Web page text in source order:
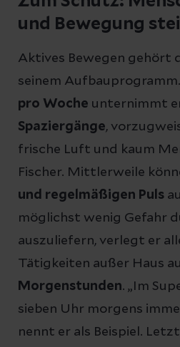
und Bewegung
Aktives Bewegen gehört
seinem Aufbauprogramm.
pro Woche unternimmt
Spaziergänge,
frische Luft und kaum
Fischer. Mittlerweile
und regelmäßigen Puls
möglichst wenig Gefahr
auszuliefern, verlegt er
Tätigkeiten außer Haus
Morgenstunden. „Im
sieben Uhr morgens
nennt er als Beispiel.